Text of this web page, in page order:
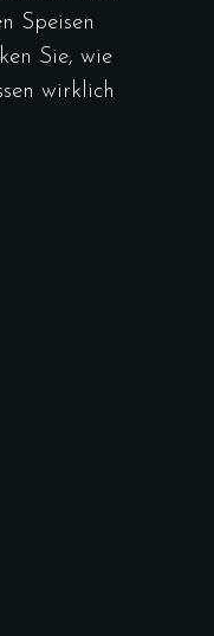
Speisen
Sie, wie
wirklich